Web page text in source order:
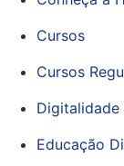
Cursos
Cursos
Digitalidade
Educação